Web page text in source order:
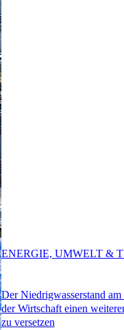
Der Niedrigwasserstand
der Wirtschaft einen
zu versetzen
ENERGIE, UMWELT &